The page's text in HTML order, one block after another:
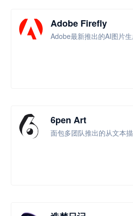
Adobe Firefly
Adobe最新推出的AI图片
6pen Art
面包多团队推出的从文本